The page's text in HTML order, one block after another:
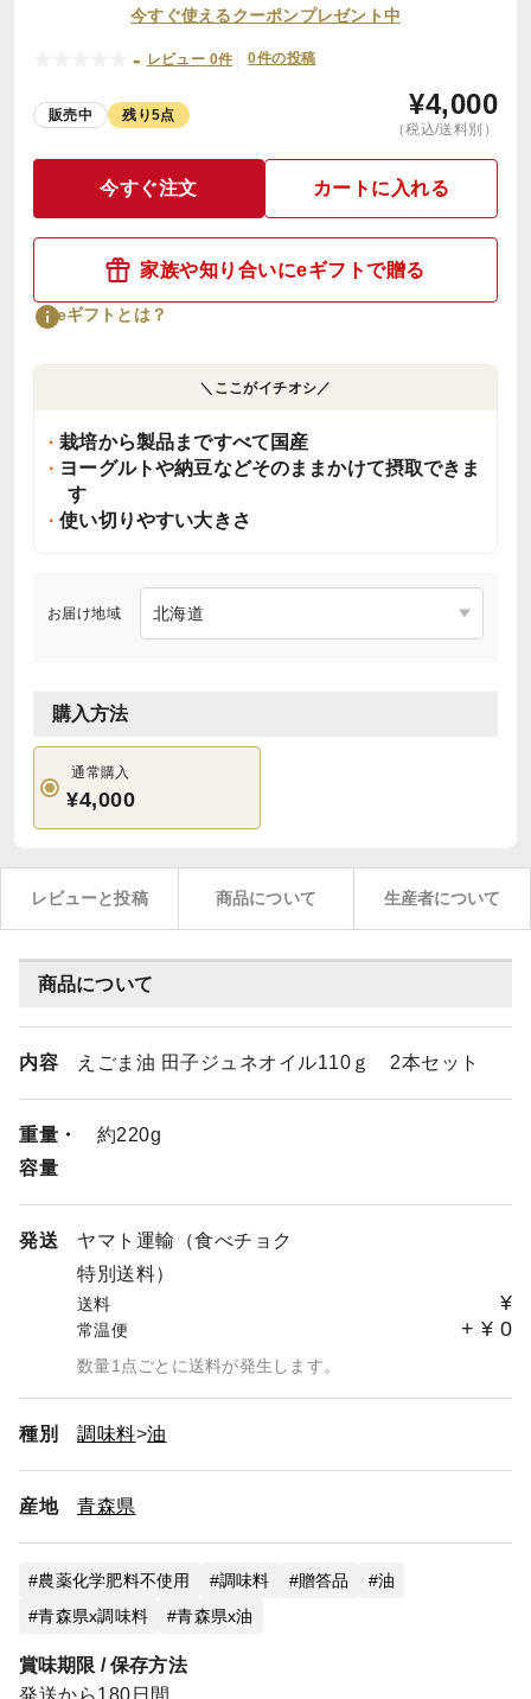
今すぐ使えるクーポンプレゼント中
- レビュー 0件 0件の投稿
販売中 残り5点 ¥4,000
（税込/送料別）
今すぐ注文 カートに入れる
家族や知り合いにeギフトで贈る
eギフトとは？
＼ここがイチオシ／
栽培から製品まですべて国産
ヨーグルトや納豆などそのままかけて摂取できま
す
使い切りやすい大きさ
お届け地域
購入方法
通常購入
¥4,000
レビューと投稿 商品について 生産者について
商品について
内容 えごま油 田子ジュネオイル110ｇ 2本セット
重量・
容量
約220g
発送
ヤマト運輸（食べチョク
特別送料）
送料 ¥
常温便 + ¥ 0
数量1点ごとに送料が発生します。
種別 調味料 油
産地 青森県
農薬化学肥料不使用 調味料 贈答品
油
青森県x調味料
青森県x油
賞味期限 / 保存方法
発送から180日間